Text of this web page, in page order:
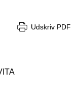
Udskriv PDF